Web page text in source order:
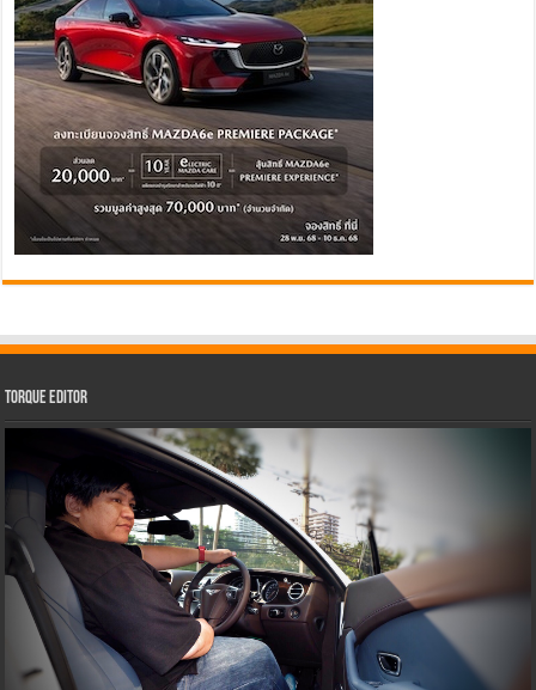
Torque Editor